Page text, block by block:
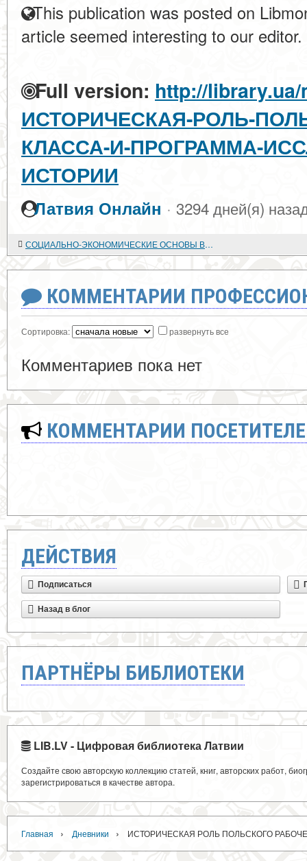
This publication was posted on
article seemed interesting to our editor.
Full version: http://
ИСТОРИЧЕСКАЯ-РОЛЬ-
КЛАССА-И-ПРОГРАММА-
ИСТОРИИ
Латвия Онлайн · 3294 дней(я)
СОЦИАЛЬНО-ЭКОНОМИЧЕСКИЕ ОСНОВЫ ВЗАИМОВЛИЯНИЯ И ВЗАИМООБОГАЩЕНИЯ НАЦИОНАЛЬНЫХ КУЛЬТУР В УСЛОВИЯХ РАЗВИТОГО СОЦИАЛИЗМА
КОММЕНТАРИИ
Сортировка: развернуть все
Комментариев пока нет
КОММЕНТАРИИ
ДЕЙСТВИЯ
Подписаться
Назад в блог
ПАРТНЁРЫ БИБЛИОТЕКИ
LIB.LV - Цифровая библиотека Латвии
Создайте свою авторскую коллекцию статей, книг, авторских работ,
зарегистрироваться в качестве автора.
Главная › Дневники › ИСТОРИЧЕСКАЯ РОЛЬ ПОЛЬСКОГО